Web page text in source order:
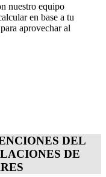
nuestro equipo
en base a tu
aprovechar al
DEL
DE